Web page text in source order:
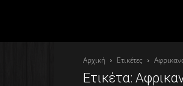
Αρχική Ετικέτες
Ετικέτα: